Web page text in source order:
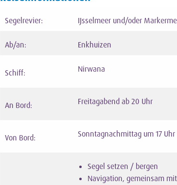
Segelrevier: IJsselmeer und/oder
Ab/an: Enkhuizen
Schiff: Nirwana
An Bord: Freitagabend ab 20 Uhr
Von Bord: Sonntagnachmittag um 17 Uhr
Segel setzen / bergen
Navigation, gemeinsam